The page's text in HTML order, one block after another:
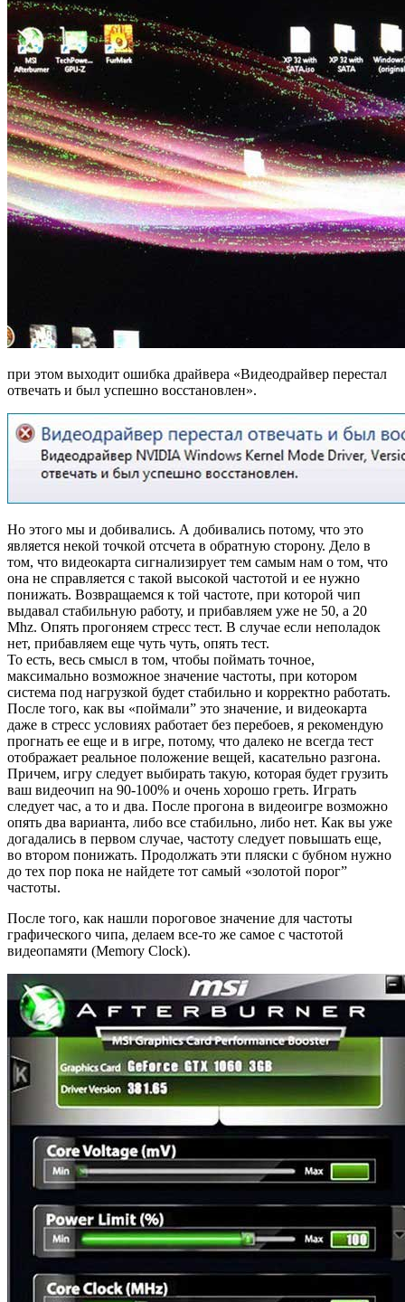
при этом выходит ошибка драйвера «Видеодрайвер перестал
отвечать и был успешно восстановлен».
Но этого мы и добивались. А добивались потому, что это
является некой точкой отсчета в обратную сторону. Дело в
том, что видеокарта сигнализирует тем самым нам о том, что
она не справляется с такой высокой частотой и ее нужно
понижать. Возвращаемся к той частоте, при которой чип
выдавал стабильную работу, и прибавляем уже не 50, а 20
Mhz. Опять прогоняем стресс тест. В случае если неполадок
нет, прибавляем еще чуть чуть, опять тест.
То есть, весь смысл в том, чтобы поймать точное,
максимально возможное значение частоты, при котором
система под нагрузкой будет стабильно и корректно работать.
После того, как вы «поймали” это значение, и видеокарта
даже в стресс условиях работает без перебоев, я рекомендую
прогнать ее еще и в игре, потому, что далеко не всегда тест
отображает реальное положение вещей, касательно разгона.
Причем, игру следует выбирать такую, которая будет грузить
ваш видеочип на 90-100% и очень хорошо греть. Играть
следует час, а то и два. После прогона в видеоигре возможно
опять два варианта, либо все стабильно, либо нет. Как вы уже
догадались в первом случае, частоту следует повышать еще,
во втором понижать. Продолжать эти пляски с бубном нужно
до тех пор пока не найдете тот самый «золотой порог”
частоты.
После того, как нашли пороговое значение для частоты
графического чипа, делаем все-то же самое с частотой
видеопамяти (Memory Clock).